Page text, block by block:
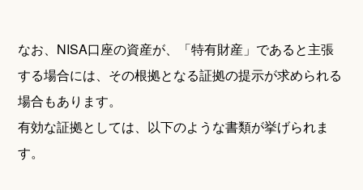
なお、NISA口座の資産が、「特有財産」であると主張
する場合には、その根拠となる証拠の提示が求められる
場合もあります。
有効な証拠としては、以下のような書類が挙げられま
す。